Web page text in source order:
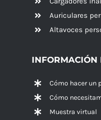
Auriculares
Altavoces
INFORMACIÓN
Cómo hacer un
Cómo
Muestra virtual